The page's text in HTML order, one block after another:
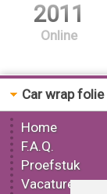
2011
Online
Car wrap folie
Home
F.A.Q.
Proefstuk
Vacatures